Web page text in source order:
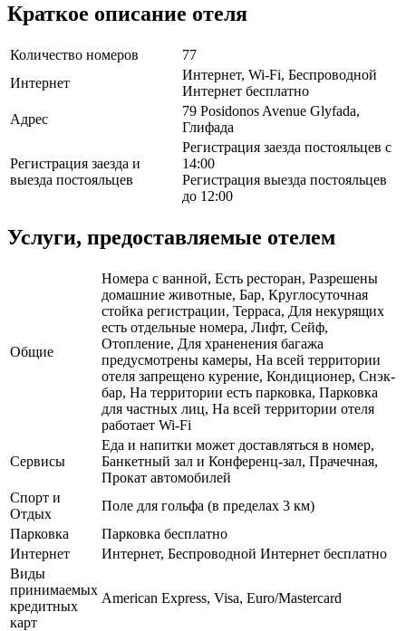
Краткое описание отеля
Количество номеров
77
Интернет
Интернет, Wi-Fi, Беспроводной
Интернет бесплатно
Адрес
79 Posidonos Avenue Glyfada,
Глифада
Регистрация заезда и
выезда постояльцев
Регистрация заезда постояльцев с
14:00
Регистрация выезда постояльцев
до 12:00
Услуги, предоставляемые отелем
Общие
Номера с ванной, Есть ресторан, Разрешены
домашние животные, Бар, Круглосуточная
стойка регистрации, Терраса, Для некурящих
есть отдельные номера, Лифт, Сейф,
Отопление, Для храненения багажа
предусмотрены камеры, На всей территории
отеля запрещено курение, Кондиционер, Снэк-
бар, На территории есть парковка, Парковка
для частных лиц, На всей территории отеля
работает Wi-Fi
Сервисы
Еда и напитки может доставляться в номер,
Банкетный зал и Конференц-зал, Прачечная,
Прокат автомобилей
Спорт и
Отдых
Поле для гольфа (в пределах 3 км)
Парковка
Парковка бесплатно
Интернет
Интернет, Беспроводной Интернет бесплатно
Виды
принимаемых
кредитных
карт
American Express, Visa, Euro/Mastercard